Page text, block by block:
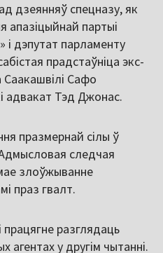
дзеянняў спецназу, як
партыі
і дэпутат парламенту
прадстаўніца экс-
Саакашвілі Сафо
адвакат Тэд Джонас.
празмернай сілы ў
следчая
злоўжыванне
праз гвалт.
працягне разглядаць
агентах у другім чытанні.